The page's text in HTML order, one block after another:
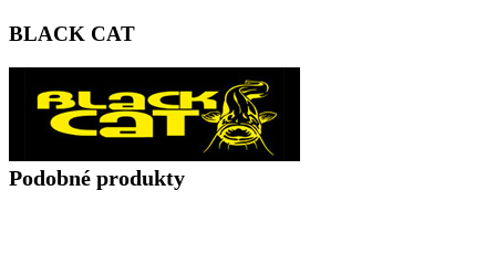
BLACK CAT
Podobné produkty